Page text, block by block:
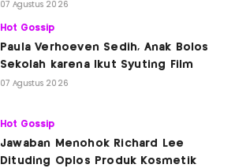
07 Agustus 2026
Hot Gossip
Paula Verhoeven Sedih, Anak Bolos
Sekolah karena Ikut Syuting Film
07 Agustus 2026
Hot Gossip
Jawaban Menohok Richard Lee
Dituding Oplos Produk Kosmetik